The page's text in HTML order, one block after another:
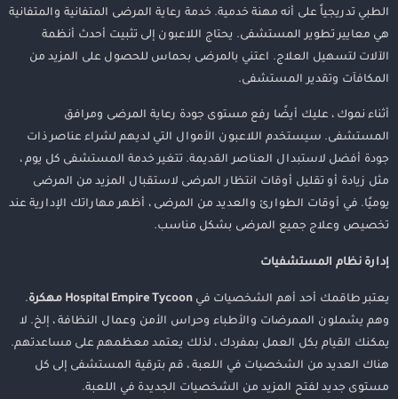
الطبي تدريجياً على أنه مهنة خدمية. خدمة رعاية المرضى المتفانية والمتفانية
هي معايير تطوير المستشفى. يحتاج اللاعبون إلى تثبيت أحدث أنظمة
الآلات لتسهيل العلاج. اعتني بالمرضى بحماس للحصول على المزيد من
المكافآت وتقدير المستشفى.
أثناء نموك ، عليك أيضًا رفع مستوى جودة رعاية المرضى ومرافق
المستشفى. سيستخدم اللاعبون الأموال التي لديهم لشراء عناصر ذات
جودة أفضل لاستبدال العناصر القديمة. تتغير خدمة المستشفى كل يوم ،
مثل زيادة أو تقليل أوقات انتظار المرضى لاستقبال المزيد من المرضى
يوميًا. في أوقات الطوارئ والعديد من المرضى ، أظهر مهاراتك الإدارية عند
تخصيص وعلاج جميع المرضى بشكل مناسب.
إدارة نظام المستشفيات
يعتبر طاقمك أحد أهم الشخصيات في Hospital Empire Tycoon مهكرة
.
وهم يشملون الممرضات والأطباء وحراس الأمن وعمال النظافة ، إلخ. لا
يمكنك القيام بكل العمل بمفردك ، لذلك يعتمد معظمهم على مساعدتهم.
هناك العديد من الشخصيات في اللعبة ، قم بترقية المستشفى إلى كل
مستوى جديد لفتح المزيد من الشخصيات الجديدة في اللعبة.